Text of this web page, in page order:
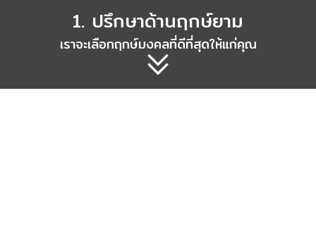
1. ปรึกษาด้านฤกษ์ยาม
เราจะเลือกฤกษ์มงคลที่ดีที่สุดให้แก่คุณ